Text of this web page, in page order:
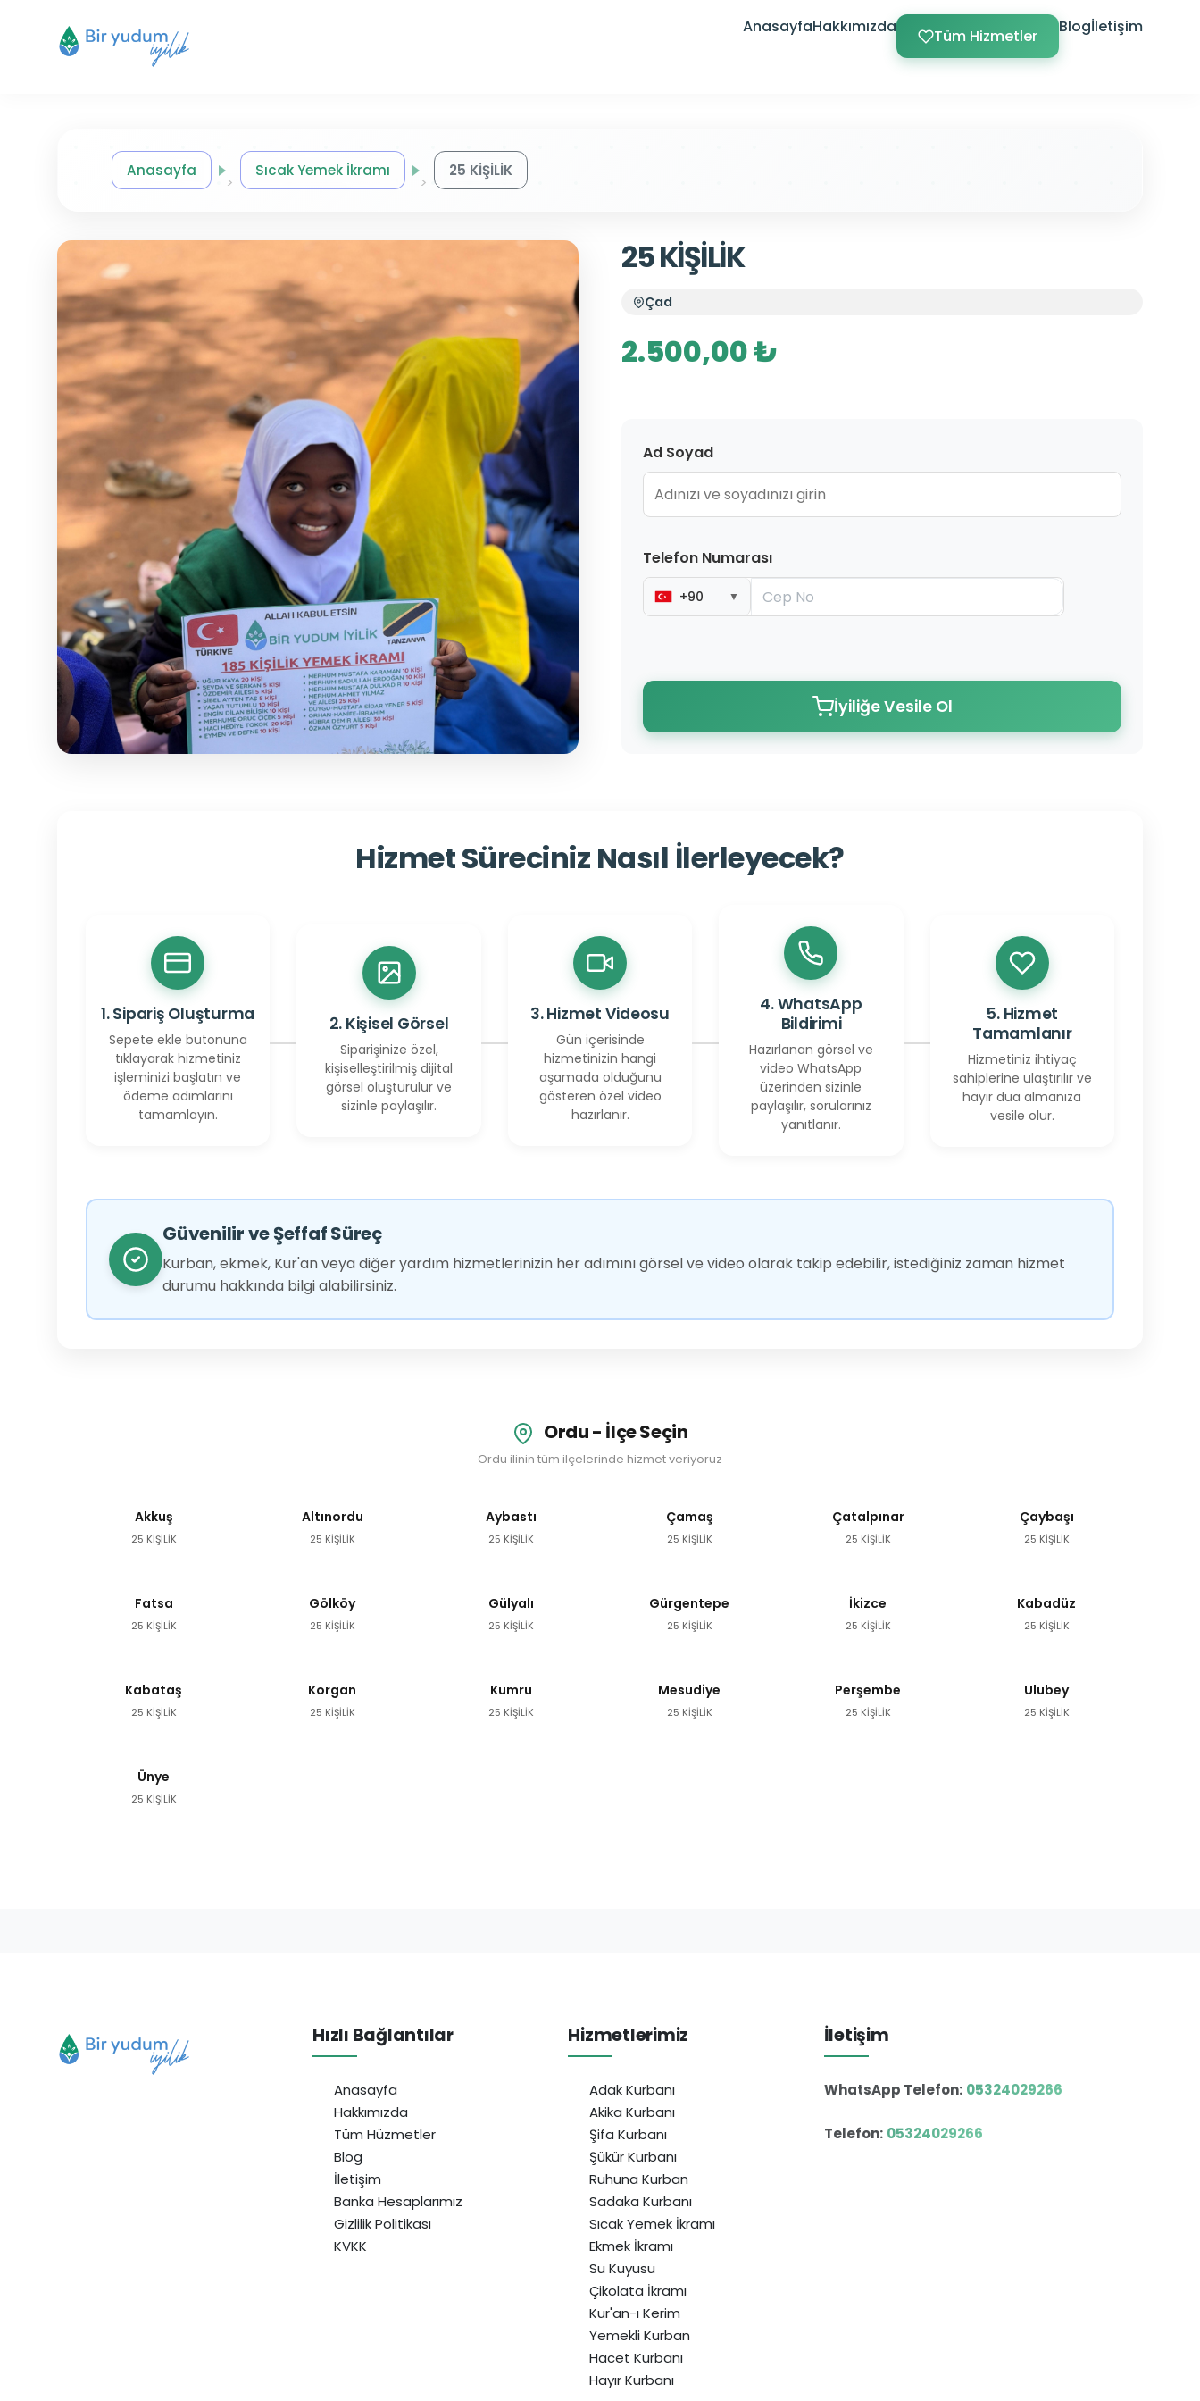
AnasayfaHakkımızda Tüm Hizmetler Blogİletişim
Anasayfa Sıcak Yemek İkramı 25 KİŞİLİK
25 KİŞİLİK
Çad
2.500,00 ₺
Ad Soyad
Telefon Numarası
+90 ▼
İyiliğe Vesile Ol
Hizmet Süreciniz Nasıl İlerleyecek?
1. Sipariş Oluşturma
Sepete ekle butonuna
tıklayarak hizmetiniz
işleminizi başlatın ve
ödeme adımlarını
tamamlayın.
2. Kişisel Görsel
Siparişinize özel,
kişiselleştirilmiş dijital
görsel oluşturulur ve
sizinle paylaşılır.
3. Hizmet Videosu
Gün içerisinde
hizmetinizin hangi
aşamada olduğunu
gösteren özel video
hazırlanır.
4. WhatsApp
Bildirimi
Hazırlanan görsel ve
video WhatsApp
üzerinden sizinle
paylaşılır, sorularınız
yanıtlanır.
5. Hizmet
Tamamlanır
Hizmetiniz ihtiyaç
sahiplerine ulaştırılır ve
hayır dua almanıza
vesile olur.
Güvenilir ve Şeffaf Süreç
Kurban, ekmek, Kur'an veya diğer yardım hizmetlerinizin her adımını görsel ve video olarak takip edebilir, istediğiniz zaman hizmet
durumu hakkında bilgi alabilirsiniz.
Ordu - İlçe Seçin
Ordu ilinin tüm ilçelerinde hizmet veriyoruz
Akkuş
25 KİŞİLİK
Altınordu
25 KİŞİLİK
Aybastı
25 KİŞİLİK
Çamaş
25 KİŞİLİK
Çatalpınar
25 KİŞİLİK
Çaybaşı
25 KİŞİLİK
Fatsa
25 KİŞİLİK
Gölköy
25 KİŞİLİK
Gülyalı
25 KİŞİLİK
Gürgentepe
25 KİŞİLİK
İkizce
25 KİŞİLİK
Kabadüz
25 KİŞİLİK
Kabataş
25 KİŞİLİK
Korgan
25 KİŞİLİK
Kumru
25 KİŞİLİK
Mesudiye
25 KİŞİLİK
Perşembe
25 KİŞİLİK
Ulubey
25 KİŞİLİK
Ünye
25 KİŞİLİK
Hızlı Bağlantılar
Anasayfa
Hakkımızda
Tüm Hüzmetler
Blog
İletişim
Banka Hesaplarımız
Gizlilik Politikası
KVKK
Hizmetlerimiz
Adak Kurbanı
Akika Kurbanı
Şifa Kurbanı
Şükür Kurbanı
Ruhuna Kurban
Sadaka Kurbanı
Sıcak Yemek İkramı
Ekmek İkramı
Su Kuyusu
Çikolata İkramı
Kur'an-ı Kerim
Yemekli Kurban
Hacet Kurbanı
Hayır Kurbanı
İletişim
WhatsApp Telefon: 05324029266
Telefon: 05324029266